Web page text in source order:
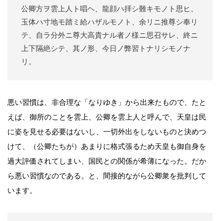
公卿方ヲ雲上人ト唱ヘ、龍顔ハ拝シ難キモノト思ヒ、
玉体ハ寸地モ踏ミ給ハザルモノト、余リニ推尊シ奉リ
テ、自ラ分外ニ尊大高貴ナル者ノ様ニ思召サレ、終ニ
上下隔絶シテ、其ノ形、今日ノ弊習トナリシモノナ
リ。
悪い習慣は、非合理な「なりゆき」から出来たもので、たと
えば、御所のことを雲上、公卿を雲上人と呼んで、天皇は民
に姿を見せる必要はないし、一切外出をしないものと決めつ
けて、（公卿たちが）あまりに格式張るため天皇も御自身を
過大評価されてしまい、国民との関係が希薄になった。だか
ら悪い習慣なのである。と、間接的ながら公卿衆を批判して
います。